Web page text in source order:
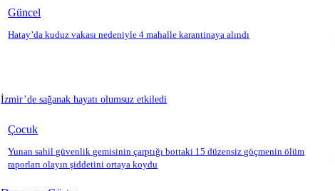
Güncel
Hatay’da kuduz vakası nedeniyle 4 mahalle karantinaya alındı
Çocuk
Yunan sahil güvenlik gemisinin çarptığı bottaki 15 düzensiz göçmenin ölüm
raporları olayın şiddetini ortaya koydu
İzmir’de sağanak hayatı olumsuz etkiledi